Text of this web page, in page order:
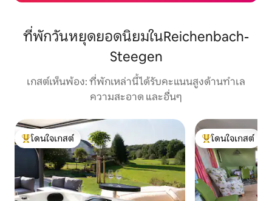
ที่พักวันหยุดยอดนิยมในReichenbach-
Steegen
เกสต์เห็นพ้อง: ที่พักเหล่านี้ได้รับคะแนนสูงด้านทำเล
ความสะอาด และอื่นๆ
โดนใจเกสต์ที่สุด
โดนใจเกสต์
โดนใจเกสต์ที่สุด
โดนใจเกสต์